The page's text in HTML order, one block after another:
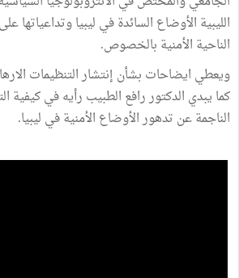
الليبية الأوضاع السائدة في ليبيا
الناحية الأمنية بالخصوص.
ويعطي ايضاحات بشأن إنتشار التنظيمات
كما يبدي الدكتور رافع الطبيب رأيه في كيفية
الناجمة عن تدهور الأوضاع الأمنية في ليبيا.